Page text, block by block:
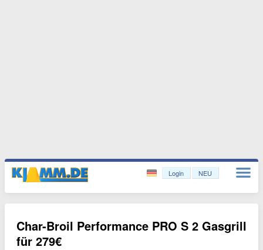
Login NEU
Char-Broil Performance PRO S 2 Gasgrill
für 279€